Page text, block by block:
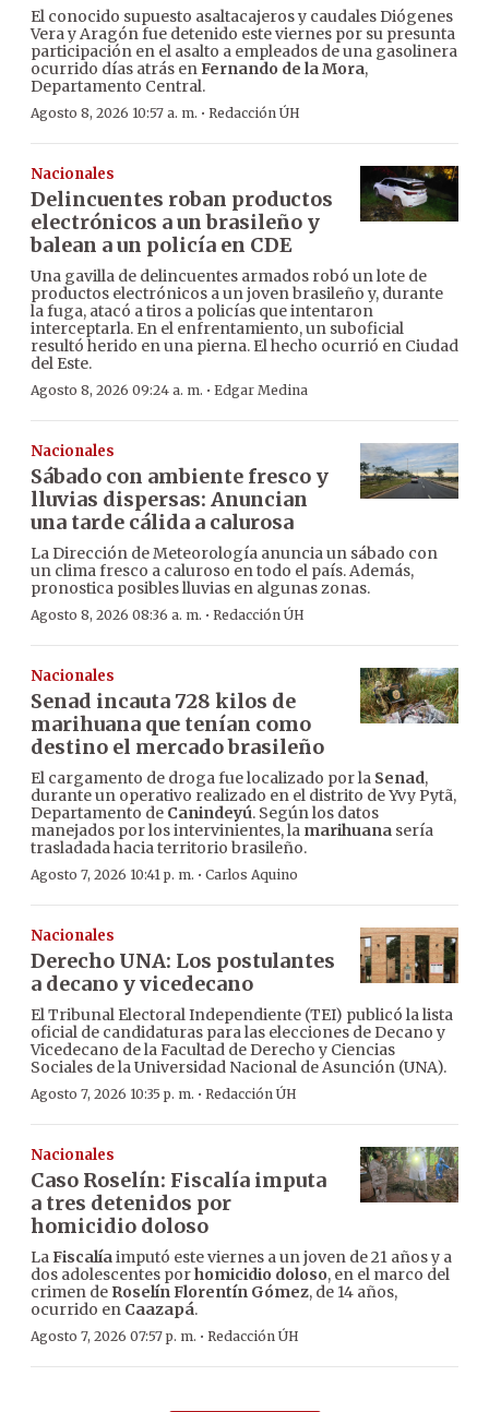
El conocido supuesto asaltacajeros y caudales Diógenes
Vera y Aragón fue detenido este viernes por su presunta
participación en el asalto a empleados de una gasolinera
ocurrido días atrás enFernando de la Mora,
Departamento Central.
Agosto 8, 2026 10:57 a. m. · Redacción ÚH
Nacionales
Delincuentes roban productos
electrónicos a un brasileño y
balean a un policía en CDE
Una gavilla de delincuentes armados robó un lote de
productos electrónicos a un joven brasileño y, durante
la fuga, atacó a tiros a policías que intentaron
interceptarla. En el enfrentamiento, un suboficial
resultó herido en una pierna. El hecho ocurrió en Ciudad
del Este.
Agosto 8, 2026 09:24 a. m. · Edgar Medina
Nacionales
Sábado con ambiente fresco y
lluvias dispersas: Anuncian
una tarde cálida a calurosa
La Dirección de Meteorología anuncia un sábado con
un clima fresco a caluroso en todo el país. Además,
pronostica posibles lluvias en algunas zonas.
Agosto 8, 2026 08:36 a. m. · Redacción ÚH
Nacionales
Senad incauta 728 kilos de
marihuana que tenían como
destino el mercado brasileño
El cargamento de droga fue localizado por la Senad,
durante un operativo realizado en el distrito de Yvy Pytã,
Departamento de Canindeyú. Según los datos
manejados por los intervinientes, la marihuana sería
trasladada hacia territorio brasileño.
Agosto 7, 2026 10:41 p. m. · Carlos Aquino
Nacionales
Derecho UNA: Los postulantes
a decano y vicedecano
El Tribunal Electoral Independiente (TEI) publicó la lista
oficial de candidaturas para las elecciones de Decano y
Vicedecano de la Facultad de Derecho y Ciencias
Sociales de la Universidad Nacional de Asunción (UNA).
Agosto 7, 2026 10:35 p. m. · Redacción ÚH
Nacionales
Caso Roselín: Fiscalía imputa
a tres detenidos por
homicidio doloso
LaFiscalíaimputó este viernes a un joven de 21 años y a
dos adolescentes porhomicidio doloso, en el marco del
crimen de Roselín Florentín Gómez, de 14 años,
ocurrido en Caazapá.
Agosto 7, 2026 07:57 p. m. · Redacción ÚH